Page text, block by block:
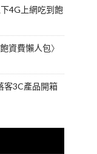
4G上網吃到飽
資費懶人包〉
客3C產品開箱